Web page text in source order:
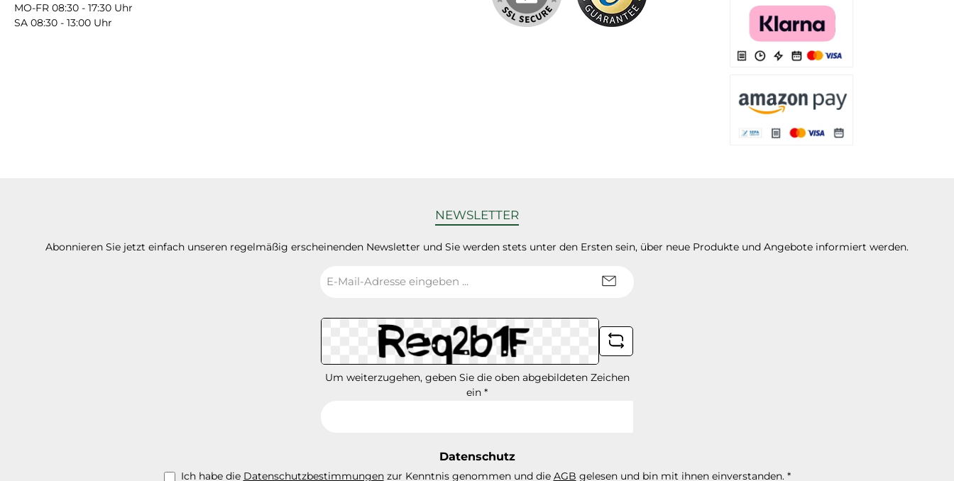
MO-FR 08:30 - 17:30 Uhr
SA 08:30 - 13:00 Uhr
NEWSLETTER
Abonnieren Sie jetzt einfach unseren regelmäßig erscheinenden Newsletter und Sie werden stets unter den Ersten sein, über neue Produkte und Angebote informiert werden.
Mail-
*
Um weiterzugehen, geben Sie die oben abgebildeten Zeichen
ein *
Datenschutz
Ich habe die Datenschutzbestimmungenzur Kenntnis genommen und die AGB gelesen und bin mit ihnen einverstanden. *